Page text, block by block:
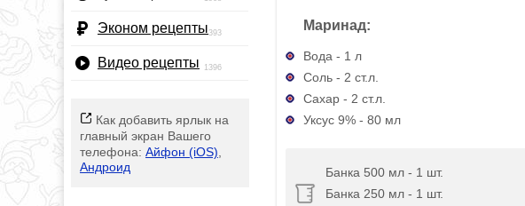
Эконом рецепты393
Видео рецепты 1396
Как добавить ярлык на
главный экран Вашего
телефона: Айфон (iOS)
Андроид
Маринад:
Вода - 1 л
Соль - 2 ст.л.
Сахар - 2 ст.л.
Уксус 9% - 80 мл
Банка 500 мл - 1 шт.
Банка 250 мл - 1 шт.